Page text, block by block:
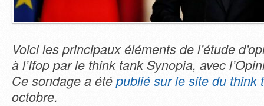
Voici les principaux éléments de l’étude
à l’Ifop par le think tank Synopia, avec
Ce sondage a été publié sur le site du think
octobre.